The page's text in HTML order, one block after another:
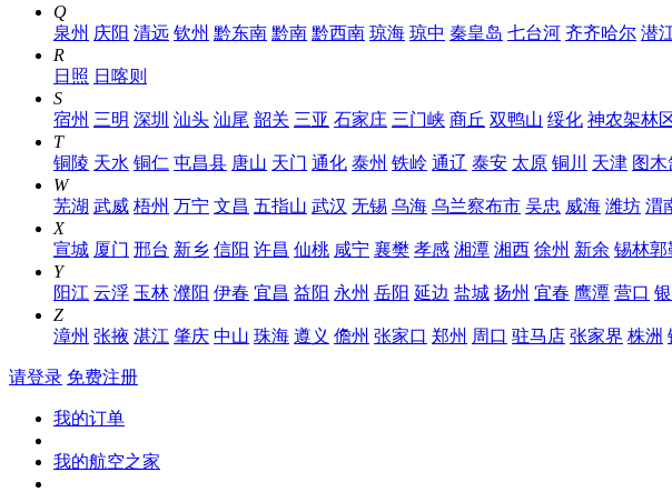
Q
泉州 庆阳 清远 钦州 黔东南 黔南 黔西南 琼海 琼中 秦皇岛 七台河 齐齐哈尔 潜
R
日照 日喀则
S
宿州 三明 深圳 汕头 汕尾 韶关 三亚 石家庄 三门峡 商丘 双鸭山 绥化 神农架林
T
铜陵 天水 铜仁 屯昌县 唐山 天门 通化 泰州 铁岭 通辽 泰安 太原 铜川 天津 图
W
芜湖 武威 梧州 万宁 文昌 五指山 武汉 无锡 乌海 乌兰察布市 吴忠 威海 潍坊 渭
X
宣城 厦门 邢台 新乡 信阳 许昌 仙桃 咸宁 襄樊 孝感 湘潭 湘西 徐州 新余 锡林郭
Y
阳江 云浮 玉林 濮阳 伊春 宜昌 益阳 永州 岳阳 延边 盐城 扬州 宜春 鹰潭 营口 银
Z
漳州 张掖 湛江 肇庆 中山 珠海 遵义 儋州 张家口 郑州 周口 驻马店 张家界 株洲
请登录 免费注册
我的订单
我的航空之家